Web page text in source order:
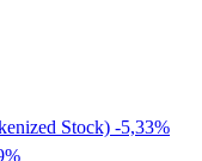
Stock) -5,33%